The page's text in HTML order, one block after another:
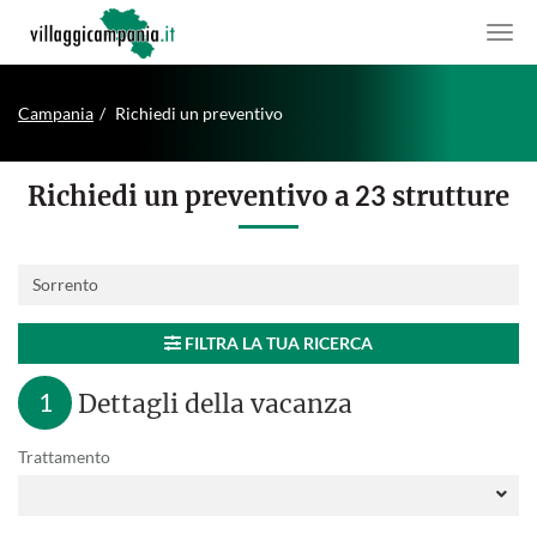
Campania Richiedi un preventivo
Richiedi un preventivo a 23 strutture
Destinazione:
FILTRA LA TUA RICERCA
1 Dettagli della vacanza
Trattamento